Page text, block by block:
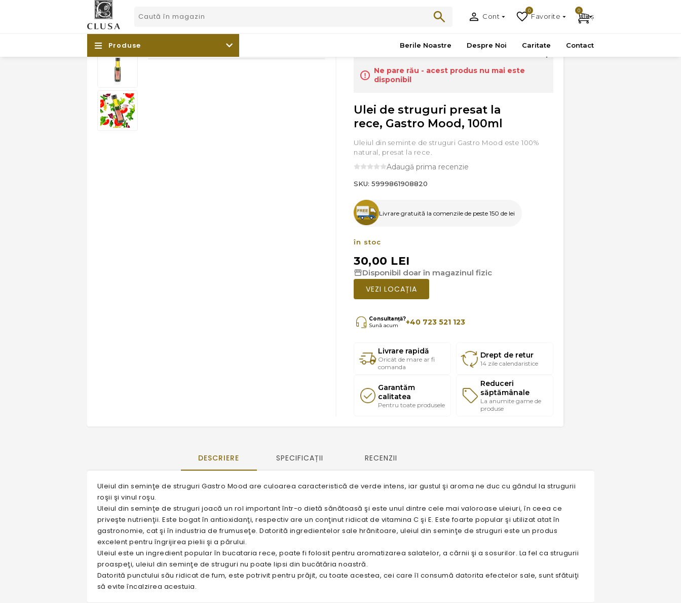
Cont Favorite
0
Coș
0
Berile Noastre Despre Noi Caritate Contact
Produse
Ulei de struguri presat la rece, Gastro Mood, 100ml
Ne pare rău - acest produs nu mai este
disponibil
Ulei de struguri presat la
rece, Gastro Mood, 100ml
Uleiul din seminte de struguri Gastro Mood este 100%
natural, presat la rece.
Adaugă prima recenzie
SKU: 5999861908820
Livrare gratuită la comenzile de peste 150 de lei
în stoc
30,00 LEI
Disponibil doar în magazinul fizic
VEZI LOCAȚIA
Consultanță?
Sună acum
+40 723 521 123
Livrare rapidă
Oricât de mare ar fi
comanda
Drept de retur
14 zile calendaristice
Garantăm
calitatea
Pentru toate produsele
Reduceri
săptămânale
La anumite game de
produse
DESCRIERE SPECIFICAȚII RECENZII
Uleiul din seminţe de struguri Gastro Mood are culoarea caracteristică de verde intens, iar gustul şi aroma ne duc cu gândul la strugurii
roşii şi vinul roşu.
Uleiul din seminţe de struguri joacă un rol important într-o dietă sănătoasă şi este unul dintre cele mai valoroase uleiuri, în ceea ce
priveşte nutrienţii. Este bogat în antioxidanţi, respectiv are un conţinut ridicat de vitamina C şi E. Este foarte popular şi utilizat atat în
gastronomie, cat şi în industria de frumuseţe. Datorită ingredientelor sale hrănitoare, uleiul din seminţe de struguri este un produs
excelent pentru îngrijirea pielii şi a părului.
Uleiul este un ingredient popular în bucataria rece, poate fi folosit pentru aromatizarea salatelor, a cărnii şi a sosurilor. La fel ca strugurii
proaspeţi, uleiul din seminţe de struguri nu poate lipsi din bucătăria noastră.
Datorită punctului său ridicat de fum, este potrivit pentru prăjit, cu toate acestea, cei care îl consumă datorita efectelor sale, sunt sfătuiţi
să evite încalzirea acestuia.